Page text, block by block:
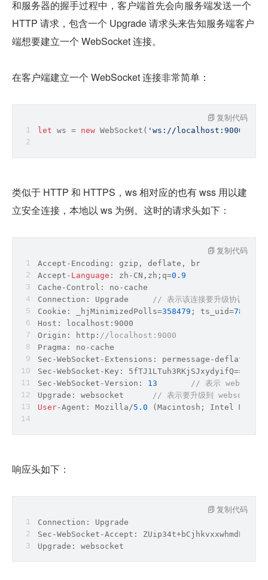
和服务器的握手过程中，客户端首先会向服务端发送一个
HTTP 请求，包含一个 Upgrade 请求头来告知服务端客户
端想要建立一个 WebSocket 连接。
在客户端建立一个 WebSocket 连接非常简单：
let ws = new WebSocket( 'ws://localhost:9000'
复制代码
类似于 HTTP 和 HTTPS，ws 相对应的也有 wss 用以建
立安全连接，本地以 ws 为例。这时的请求头如下：
Accept-Encoding: gzip, deflate, br
Accept - Language : zh - CN,zh;q=0.9
Cache-Control: no-cache
// 表示该连接要升级协议
Cookie: _hjMinimizedPolls=358479 ; ts_uid=
Host: localhost:9000
Origin: http: //localhost:9000
Pragma: no-cache
Sec-WebSocket-Extensions: permessage-deflate;
Sec-WebSocket-Version: 13
// 表示 websocket
// 表示要升级到 websocket
User-Agent: Mozilla/5.0 (Macintosh; Intel Mac
复制代码
响应头如下：
Connection: Upgrade
Sec-WebSocket-Accept:
Upgrade: websocket
复制代码